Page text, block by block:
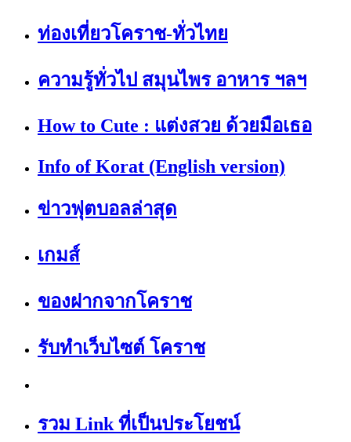
ท่องเที่ยวโคราช-ทั่วไทย
ความรู้ทั่วไป สมุนไพร อาหาร ฯลฯ
How to Cute : แต่งสวย ด้วยมือเธอ
Info of Korat (English version)
ข่าวฟุตบอลล่าสุด
เกมส์
ของฝากจากโคราช
รับทำเว็บไซต์ โคราช
รวม Link ที่เป็นประโยชน์